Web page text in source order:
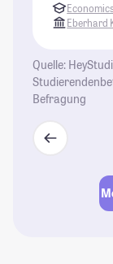
Eberhard
Quelle:
Befragung